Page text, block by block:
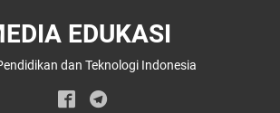
EDUKASI
dan Teknologi Indonesia